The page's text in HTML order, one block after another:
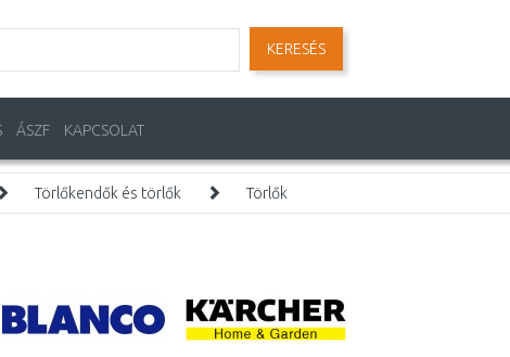
KERESÉS
ÁSZF KAPCSOLAT
Törlőkendők és törlők Törlők